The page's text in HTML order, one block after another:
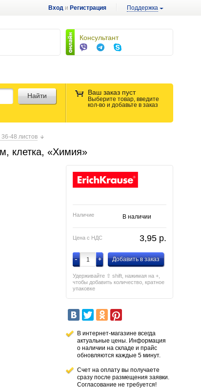
Вход и Регистрация Поддержка
Консультант
Ваш заказ пуст
Выберите товар, введите
кол-во и добавьте в заказ
Найти
48 листов
клетка, «Химия»
Наличие В наличии
Цена с НДС 3,95 p.
- + Добавить в заказ
Удерживайте ⇧ shift, нажимая на +,
чтобы добавить количество, кратное
упаковке
В интернет-магазине всегда
актуальные цены. Информация
о наличии на складе и прайс
обновляются каждые 5 минут.
Счет на оплату вы получаете
сразу после размещения заявки.
Согласование не требуется!